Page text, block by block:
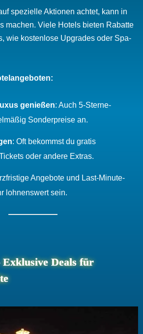
spezielle Aktionen achtet, kann in
machen. Viele Hotels bieten Rabatte
wie kostenlose Upgrades oder Spa-
genießen: Auch 5-Sterne-
Sonderpreise an.
: Oft bekommst du gratis
oder andere Extras.
Angebote und Last-Minute-
lohnenswert sein.
Exklusive Deals für